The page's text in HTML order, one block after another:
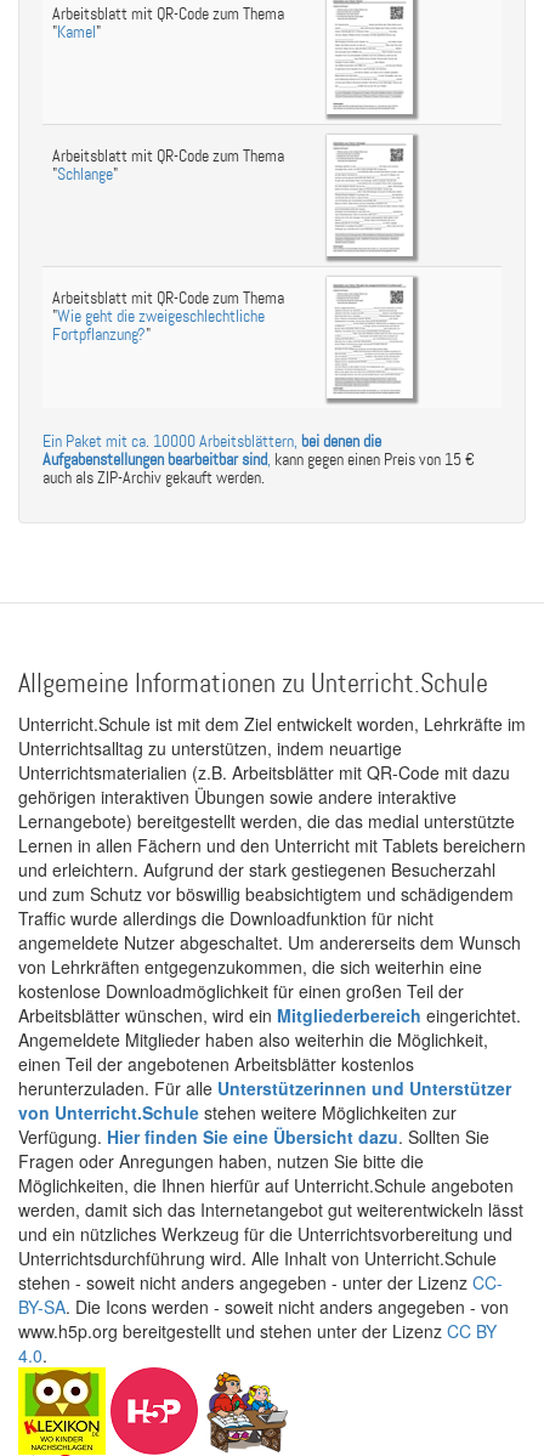
Arbeitsblatt mit QR-Code zum Thema
"Kamel"
Arbeitsblatt mit QR-Code zum Thema
"Schlange"
Arbeitsblatt mit QR-Code zum Thema
"Wie geht die zweigeschlechtliche
Fortpflanzung?"
Ein Paket mit ca. 10000 Arbeitsblättern, bei denen die
Aufgabenstellungen bearbeitbar sind, kann gegen einen Preis von 15 €
auch als ZIP-Archiv gekauft werden.
Allgemeine Informationen zu Unterricht.Schule
Unterricht.Schule ist mit dem Ziel entwickelt worden, Lehrkräfte im
Unterrichtsalltag zu unterstützen, indem neuartige
Unterrichtsmaterialien (z.B. Arbeitsblätter mit QR-Code mit dazu
gehörigen interaktiven Übungen sowie andere interaktive
Lernangebote) bereitgestellt werden, die das medial unterstützte
Lernen in allen Fächern und den Unterricht mit Tablets bereichern
und erleichtern. Aufgrund der stark gestiegenen Besucherzahl
und zum Schutz vor böswillig beabsichtigtem und schädigendem
Traffic wurde allerdings die Downloadfunktion für nicht
angemeldete Nutzer abgeschaltet. Um andererseits dem Wunsch
von Lehrkräften entgegenzukommen, die sich weiterhin eine
kostenlose Downloadmöglichkeit für einen großen Teil der
Arbeitsblätter wünschen, wird ein Mitgliederbereich eingerichtet.
Angemeldete Mitglieder haben also weiterhin die Möglichkeit,
einen Teil der angebotenen Arbeitsblätter kostenlos
herunterzuladen. Für alle Unterstützerinnen und Unterstützer
von Unterricht.Schule stehen weitere Möglichkeiten zur
Verfügung. Hier finden Sie eine Übersicht dazu. Sollten Sie
Fragen oder Anregungen haben, nutzen Sie bitte die
Möglichkeiten, die Ihnen hierfür auf Unterricht.Schule angeboten
werden, damit sich das Internetangebot gut weiterentwickeln lässt
und ein nützliches Werkzeug für die Unterrichtsvorbereitung und
Unterrichtsdurchführung wird. Alle Inhalt von Unterricht.Schule
stehen - soweit nicht anders angegeben - unter der Lizenz CC-
BY-SA. Die Icons werden - soweit nicht anders angegeben - von
www.h5p.org bereitgestellt und stehen unter der Lizenz CC BY
4.0.